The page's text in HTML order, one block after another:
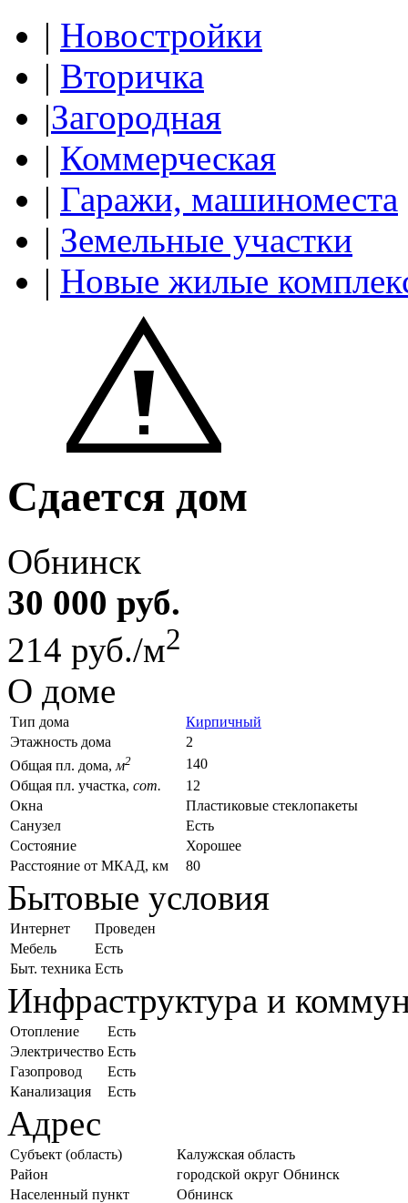
| Новостройки
| Вторичка
|Загородная
| Коммерческая
| Гаражи, машиноместа
| Земельные участки
| Новые жилые
Сдается дом
Обнинск
30 000 руб.
214 руб./м2
О доме
Тип дома
Кирпичный
Этажность дома
2
Общая пл. дома, м2
140
Общая пл. участка, сот.
12
Окна
Пластиковые стеклопакеты
Санузел
Есть
Состояние
Хорошее
Расстояние от МКАД, км
80
Бытовые условия
Интернет
Проведен
Мебель
Есть
Быт. техника Есть
Инфраструктура и
Отопление
Есть
Электричество Есть
Газопровод
Есть
Канализация
Есть
Адрес
Субъект (область)
Калужская область
Район
городской округ Обнинск
Населенный пункт
Обнинск